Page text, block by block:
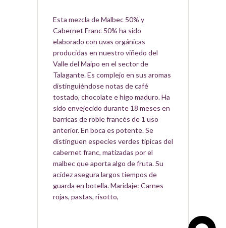
Esta mezcla de Malbec 50% y
Cabernet Franc 50% ha sido
elaborado con uvas orgánicas
producidas en nuestro viñedo del
Valle del Maipo en el sector de
Talagante. Es complejo en sus aromas
distinguiéndose notas de café
tostado, chocolate e higo maduro. Ha
sido envejecido durante 18 meses en
barricas de roble francés de 1 uso
anterior. En boca es potente. Se
distinguen especies verdes típicas del
cabernet franc, matizadas por el
malbec que aporta algo de fruta. Su
acidez asegura largos tiempos de
guarda en botella. Maridaje: Carnes
rojas, pastas, risotto,